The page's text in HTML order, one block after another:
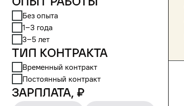
Без опыта
1‒3 года
3‒5 лет
Тип контракта
Временный контракт
Постоянный контракт
Зарплата, ₽